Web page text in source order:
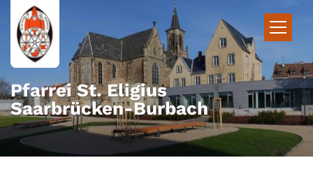
Zum Inhalt springen
Pfarrei St. Eligius
Saarbrücken-Burbach